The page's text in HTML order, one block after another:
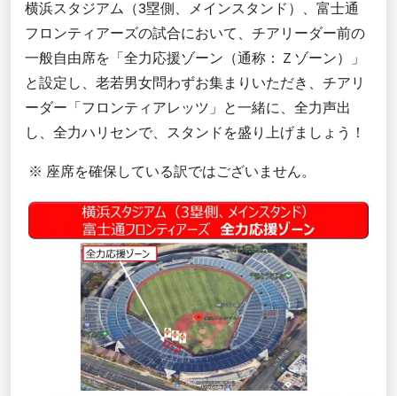
横浜スタジアム（3塁側、メインスタンド）
、富士通
フロンティアーズの試合において、チアリーダー前の
一般自由席を「全力応援ゾーン（通称：Ｚゾーン）」
と設定し、老若男女問わずお集まりいただき、チアリ
ーダー「フロンティアレッツ」と一緒に、全力声出
し、全力ハリセンで、スタンドを盛り上げましょう！
※ 座席を確保している訳ではございません。